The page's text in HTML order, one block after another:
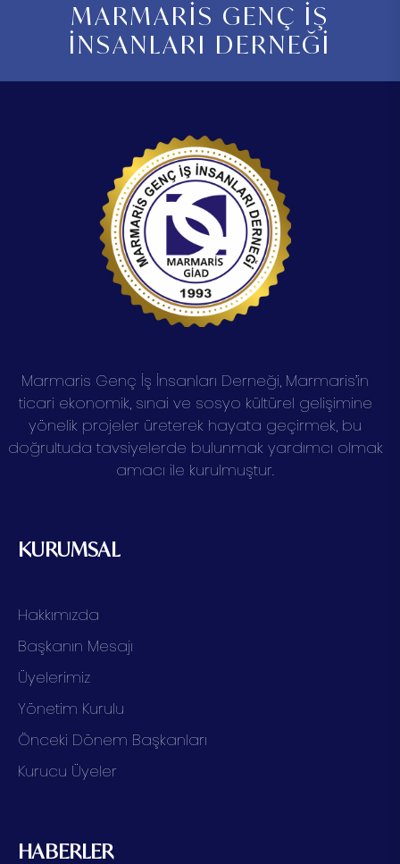
MARMARİS GENÇ İŞ
İNSANLARI DERNEĞİ
Marmaris Genç İş İnsanları Derneği, Marmaris’in
ticari ekonomik, sınai ve sosyo kültürel gelişimine
yönelik projeler üreterek hayata geçirmek, bu
doğrultuda tavsiyelerde bulunmak yardımcı olmak
amacı ile kurulmuştur.
KURUMSAL
Hakkımızda
Başkanın Mesajı
Üyelerimiz
Yönetim Kurulu
Önceki Dönem Başkanları
Kurucu Üyeler
HABERLER